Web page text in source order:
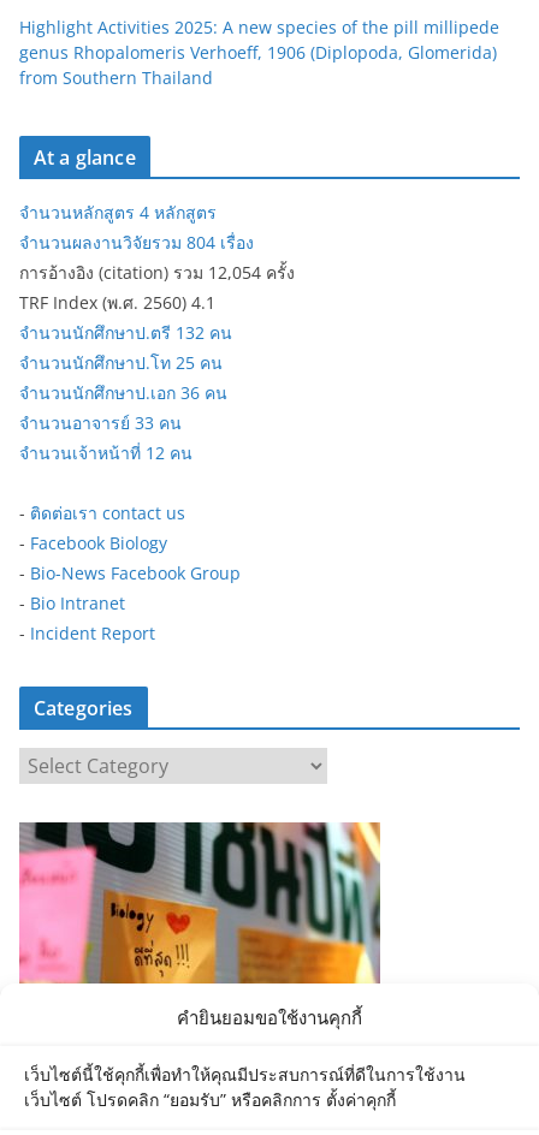
คำยินยอมขอใช้งานคุกกี้
เว็บไซต์นี้ใช้คุกกี้เพื่อทำให้คุณมีประสบการณ์ที่ดีในการใช้งาน
เว็บไซต์ โปรดคลิก “ยอมรับ” หรือคลิกการ ตั้งค่าคุกกี้
Highlight Activities 2025: A new species of the pill millipede
genus Rhopalomeris Verhoeff, 1906 (Diplopoda, Glomerida)
from Southern Thailand
At a glance
จำนวนหลักสูตร 4 หลักสูตร
จำนวนผลงานวิจัยรวม 804 เรื่อง
การอ้างอิง (citation) รวม 12,054 ครั้ง
TRF Index (พ.ศ. 2560) 4.1
จำนวนนักศึกษาป.ตรี 132 คน
จำนวนนักศึกษาป.โท 25 คน
จำนวนนักศึกษาป.เอก 36 คน
จำนวนอาจารย์ 33 คน
จำนวนเจ้าหน้าที่ 12 คน
- ติดต่อเรา contact us
- Facebook Biology
- Bio-News Facebook Group
- Bio Intranet
- Incident Report
Categories
a
t
e
g
i